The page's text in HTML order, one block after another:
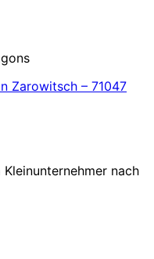
Zarowitsch – 71047
nach